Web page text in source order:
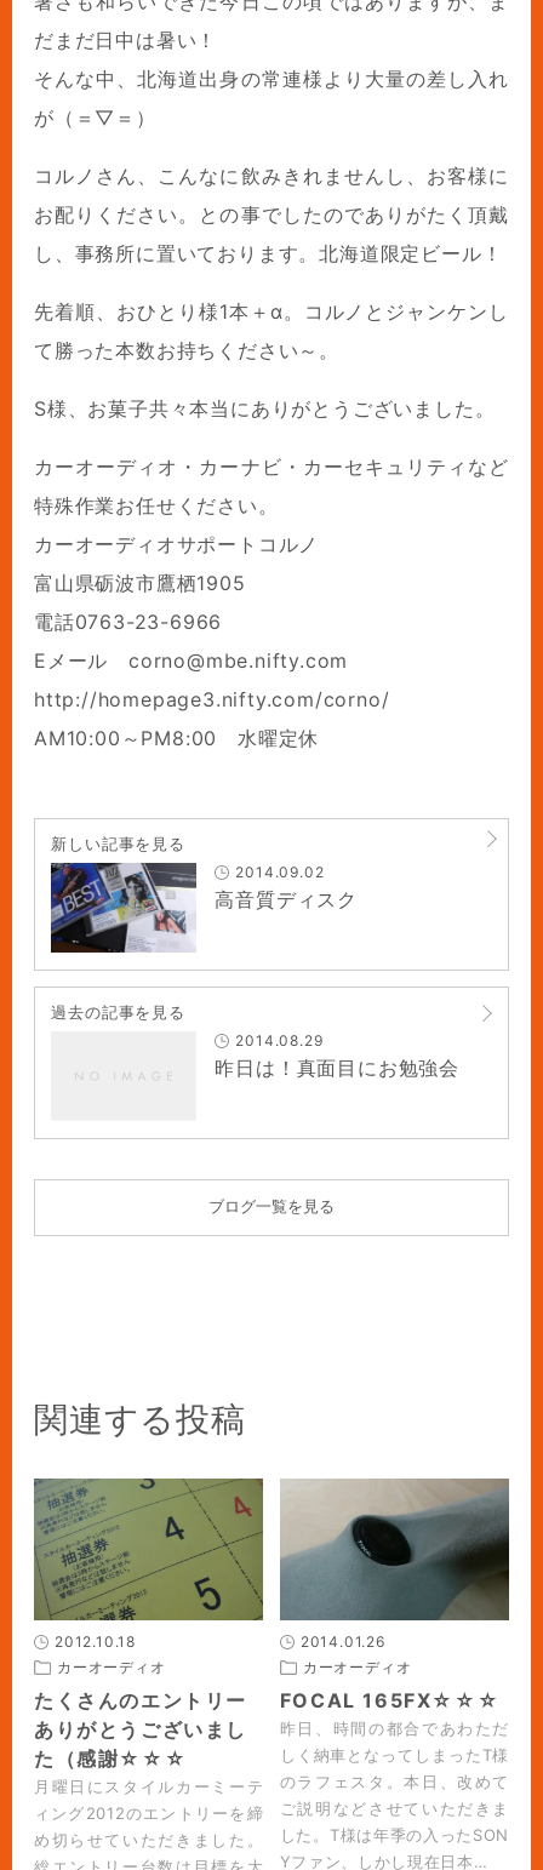
だまだ日中は暑い！
そんな中、北海道出身の常連様より大量の差し入れ
が（＝▽＝）
コルノさん、こんなに飲みきれませんし、お客様に
お配りください。との事でしたのでありがたく頂戴
し、事務所に置いております。北海道限定ビール！
先着順、おひとり様1本＋α。コルノとジャンケンし
て勝った本数お持ちください～。
S様、お菓子共々本当にありがとうございました。
カーオーディオ・カーナビ・カーセキュリティなど
特殊作業お任せください。
カーオーディオサポートコルノ
富山県砺波市鷹栖1905
電話0763-23-6966
Eメール corno@mbe.nifty.com
http://homepage3.nifty.com/corno/
AM10:00～PM8:00 水曜定休
新しい記事を見る
2014.09.02
高音質ディスク
過去の記事を見る
2014.08.29
昨日は！真面目にお勉強会
ブログ一覧を見る
関連する投稿
2012.10.18
カーオーディオ
たくさんのエントリー
ありがとうございまし
た（感謝☆☆☆
月曜日にスタイルカーミーテ
ィング2012のエントリーを締
め切らせていただきました。
総エントリー台数は目標を大
2014.01.26
カーオーディオ
FOCAL 165FX☆☆☆
昨日、時間の都合であわただ
しく納車となってしまったT様
のラフェスタ。本日、改めて
ご説明などさせていただきま
した。T様は年季の入ったSON
Yファン、しかし現在日本…